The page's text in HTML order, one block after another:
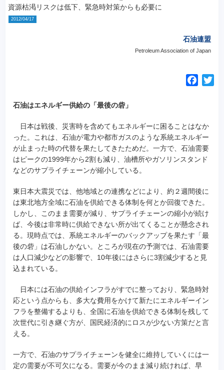
資源枯渇リスクは低下、緊急時対策からも必要に
2012/04/17
石油連盟
Petroleum Association of Japan
b
o
o
石油はエネルギー供給の「最後の砦」
日本は戦後、災害時を含めてもエネルギーに困ることはなか
った。これは、石油が電力や都市ガスのような系統エネルギー
が止まった時の代替を果たしてきたためだ。一方で、石油需要
はピークの1999年から2割も減り、油槽所やガソリンスタンド
などのサプライチェーンが縮小している。
東日本大震災では、他地域との連携などにより、約２週間後に
は東北地方全域に石油を供給できる体制を何とか回復できた。
しかし、このまま需要が減り、サプライチェーンの縮小が続け
ば、今後は非常時に供給できない所が出てくることが懸念され
る。現時点では、系統エネルギーのバックアップを果たす「最
後の砦」は石油しかない。ところが現在の予測では、石油需要
は人口減少などの影響で、10年後にはさらに3割減少すると見
込まれている。
日本には石油の供給インフラがすでに整っており、緊急時対
応という点からも、多大な費用をかけて新たにエネルギーイン
フラを整備するよりも、全国に石油を供給できる体制を残して
次世代に引き継ぐ方が、国民経済的にロスが少ない方策だと言
える。
一方で、石油のサプライチェーンを健全に維持していくには一
定の需要が不可欠になる。需要が今のまま減り続ければ、早